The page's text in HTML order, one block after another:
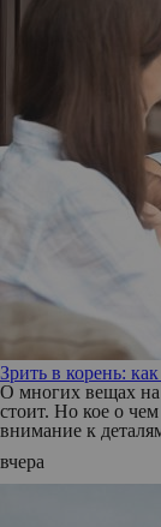
Зрить в корень:
О многих вещах на
стоит. Но кое о
внимание к
вчера